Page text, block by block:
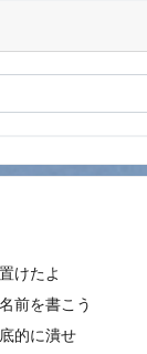
けたよ
前を書こう
的に潰せ